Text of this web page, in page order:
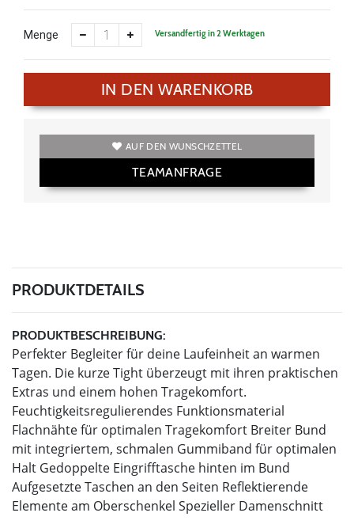
Menge Versandfertig in 2 Werktagen
IN DEN WARENKORB
AUF DEN WUNSCHZETTEL
TEAMANFRAGE
PRODUKTDETAILS
PRODUKTBESCHREIBUNG:
Perfekter Begleiter für deine Laufeinheit an warmen
Tagen. Die kurze Tight überzeugt mit ihren praktischen
Extras und einem hohen Tragekomfort.
Feuchtigkeitsregulierendes Funktionsmaterial
Flachnähte für optimalen Tragekomfort Breiter Bund
mit integriertem, schmalen Gummiband für optimalen
Halt Gedoppelte Eingrifftasche hinten im Bund
Aufgesetzte Taschen an den Seiten Reflektierende
Elemente am Oberschenkel Spezieller Damenschnitt